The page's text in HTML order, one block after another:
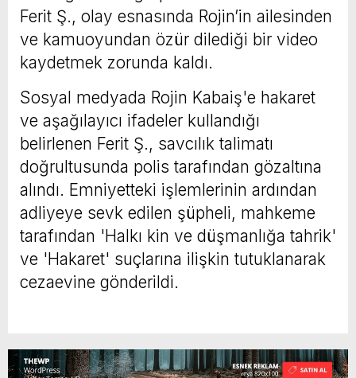
Ferit Ş., olay esnasında Rojin’in ailesinden
ve kamuoyundan özür dilediği bir video
kaydetmek zorunda kaldı.
Sosyal medyada Rojin Kabaiş'e hakaret
ve aşağılayıcı ifadeler kullandığı
belirlenen Ferit Ş., savcılık talimatı
doğrultusunda polis tarafından gözaltına
alındı. Emniyetteki işlemlerinin ardından
adliyeye sevk edilen şüpheli, mahkeme
tarafından 'Halkı kin ve düşmanlığa tahrik'
ve 'Hakaret' suçlarına ilişkin tutuklanarak
cezaevine gönderildi.